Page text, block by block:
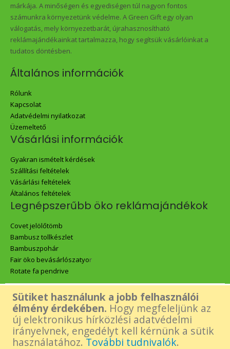
Sütiket használunk a jobb felhasználói
élmény érdekében. Hogy megfeleljünk az
új elektronikus hírközlési adatvédelmi
irányelvnek, engedélyt kell kérnünk a sütik
használatához. További tudnivalók.
márkája. A minőségen és egyediségen túl nagyon fontos
számunkra környezetünk védelme. A Green Gift egy olyan
válogatás, mely környezetbarát, újrahasznosítható
reklámajándékainkat tartalmazza, hogy segítsük vásárlóinkat a
tudatos döntésben.
Általános információk
Rólunk
Kapcsolat
Adatvédelmi nyilatkozat
Üzemeltető
Vásárlási információk
Gyakran ismételt kérdések
Szállítási feltételek
Vásárlási feltételek
Általános feltételek
Legnépszerűbb öko reklámajándékok
Covet jelölőtömb
Bambusz tollkészlet
Bambuszpohár
Fair öko bevásárlószatyor
Rotate fa pendrive
Az oldalon található összes tartalom - beleértve a Green Gift logó,
képek és tartalmi elemek- felhasználásához a készítő előzetes,
írásos engedélye szükséges.